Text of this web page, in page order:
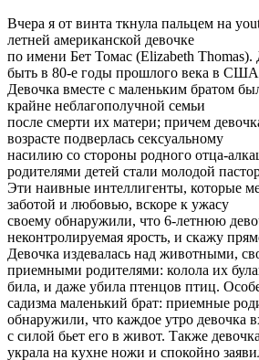
Вчера я от винта ткнула пальцем на
летней американской девочке
по имени Бет Томас (Elizabeth Thomas).
быть в 80-е годы прошлого века в
Девочка вместе с маленьким братом
крайне неблагополучной семьи
после смерти их матери; причем
возрасте подверлась сексуальному
насилию со стороны родного отца-
родителями детей стали молодой
Эти наивные интеллигенты, которые
заботой и любовью, вскоре к ужасу
своему обнаружили, что 6-летнюю
неконтролируемая ярость, и скажу
Девочка издевалась над животными,
приемными родителями: колола их
била, и даже убила птенцов птиц.
садизма маленький брат: приемные
обнаружили, что каждое утро девочка
с силой бьет его в живот. Также девочка
украла на кухне ножи и спокойно